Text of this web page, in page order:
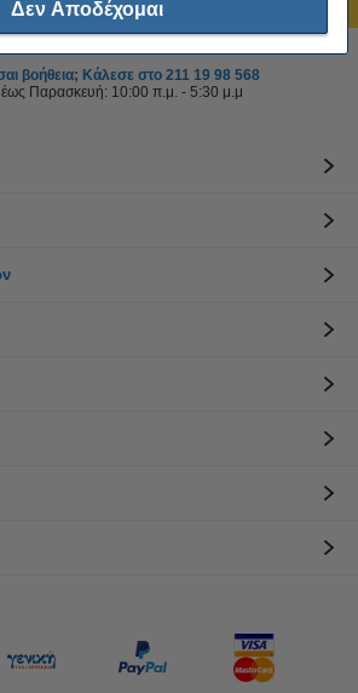
Δεν Αποδέχομαι
βοήθεια; Κάλεσε στο 211 19 98 568
έως Παρασκευή: 10:00 π.μ. - 5:30 μ.μ